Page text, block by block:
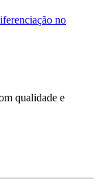
no
qualidade e